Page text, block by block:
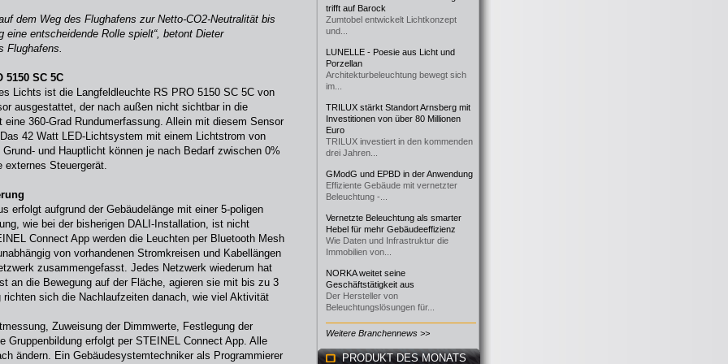
dem Weg des Flughafens zur Netto-CO2-Neutralität bis
entscheidende Rolle spielt“, betont Dieter
Flughafens.
5150 SC 5C
Lichts ist die Langfeldleuchte RS PRO 5150 SC 5C von
ausgestattet, der nach außen nicht sichtbar in die
360-Grad Rundumerfassung. Allein mit diesem Sensor
42 Watt LED-Lichtsystem mit einem Lichtstrom von
und Hauptlicht können je nach Bedarf zwischen 0%
externes Steuergerät.
erfolgt aufgrund der Gebäudelänge mit einer 5-poligen
wie bei der bisherigen DALI-Installation, ist nicht
Connect App werden die Leuchten per Bluetooth Mesh
von vorhandenen Stromkreisen und Kabellängen
zusammengefasst. Jedes Netzwerk wiederum hat
an die Bewegung auf der Fläche, agieren sie mit bis zu 3
sich die Nachlaufzeiten danach, wie viel Aktivität
Zuweisung der Dimmwerte, Festlegung der
Gruppenbildung erfolgt per STEINEL Connect App. Alle
ändern. Ein Gebäudesystemtechniker als Programmierer
trifft auf Barock
Zumtobel entwickelt Lichtkonzept
und...
LUNELLE - Poesie aus Licht und
Porzellan
Architekturbeleuchtung bewegt sich
im...
TRILUX stärkt Standort Arnsberg mit
Investitionen von über 80 Millionen
Euro
TRILUX investiert in den kommenden
drei Jahren...
GModG und EPBD in der Anwendung
Effiziente Gebäude mit vernetzter
Beleuchtung -...
Vernetzte Beleuchtung als smarter
Hebel für mehr Gebäudeeffizienz
Wie Daten und Infrastruktur die
Immobilien von...
NORKA weitet seine
Geschäftstätigkeit aus
Der Hersteller von
Beleuchtungslösungen für...
Weitere Branchennews >>
PRODUKT DES MONATS